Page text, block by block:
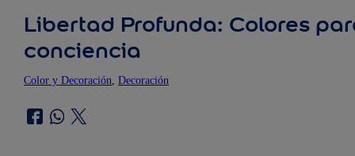
Libertad Profunda: Colores
conciencia
Color y Decoración Decoración